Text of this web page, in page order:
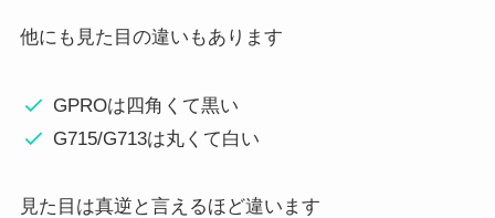
他にも見た目の違いもあります
GPROは四角くて黒い
G715/G713は丸くて白い
見た目は真逆と言えるほど違います